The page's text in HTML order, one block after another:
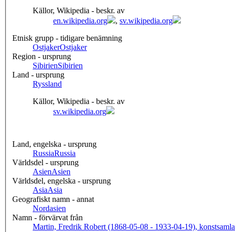
Källor, Wikipedia - beskr. av
en.wikipedia.org
, sv.wikipedia.org
Etnisk grupp - tidigare benämning
OstjakerOstjaker
Region - ursprung
SibirienSibirien
Land - ursprung
Ryssland
Källor, Wikipedia - beskr. av
sv.wikipedia.org
Land, engelska - ursprung
RussiaRussia
Världsdel - ursprung
AsienAsien
Världsdel, engelska - ursprung
AsiaAsia
Geografiskt namn - annat
Nordasien
Namn - förvärvat från
Martin, Fredrik Robert (1868-05-08 - 1933-04-19),